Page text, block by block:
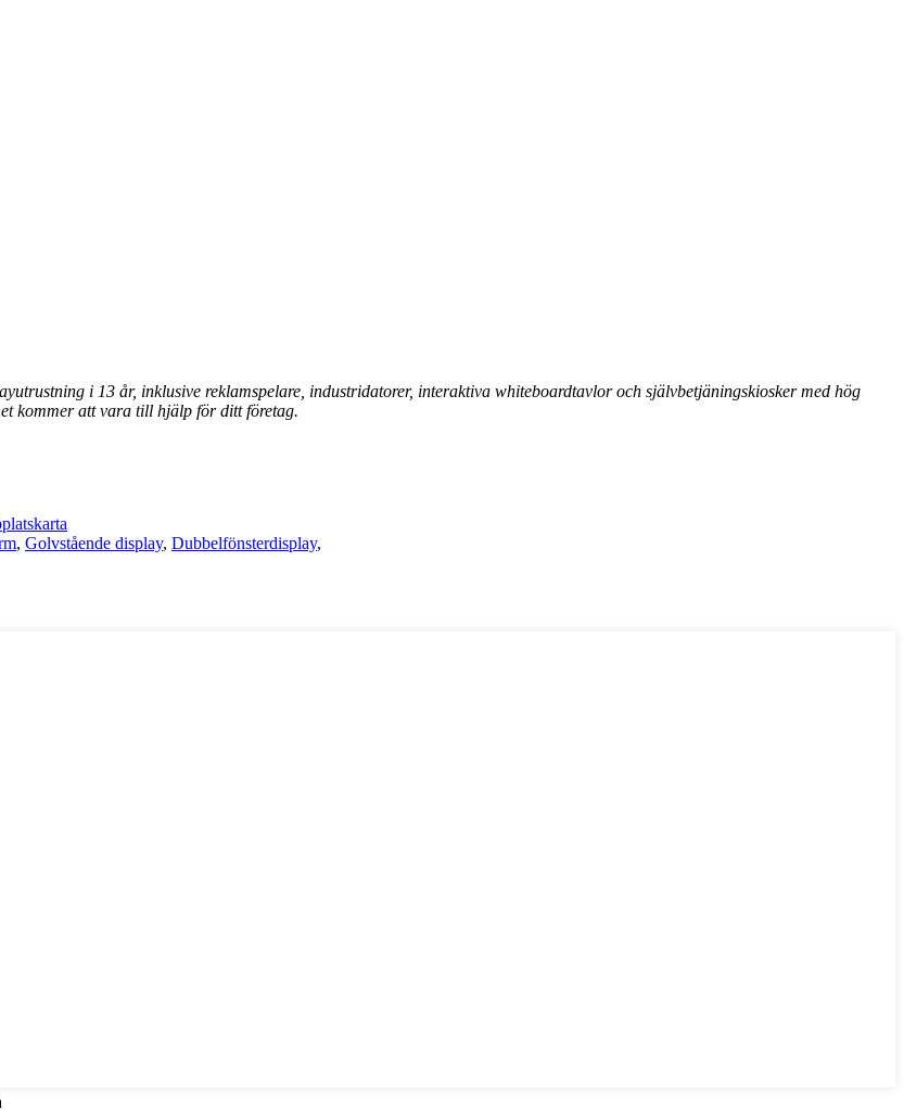
i 13 år, inklusive reklamspelare, industridatorer, interaktiva whiteboardtavlor och självbetjäningskiosker med hög
kommer att vara till hjälp för ditt företag.
, Golvstående display, Dubbelfönsterdisplay,